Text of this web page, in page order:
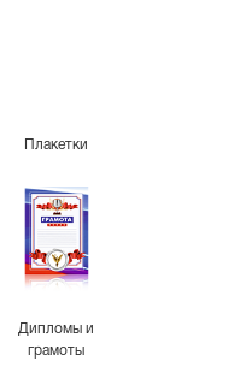
Плакетки
Дипломы и
грамоты